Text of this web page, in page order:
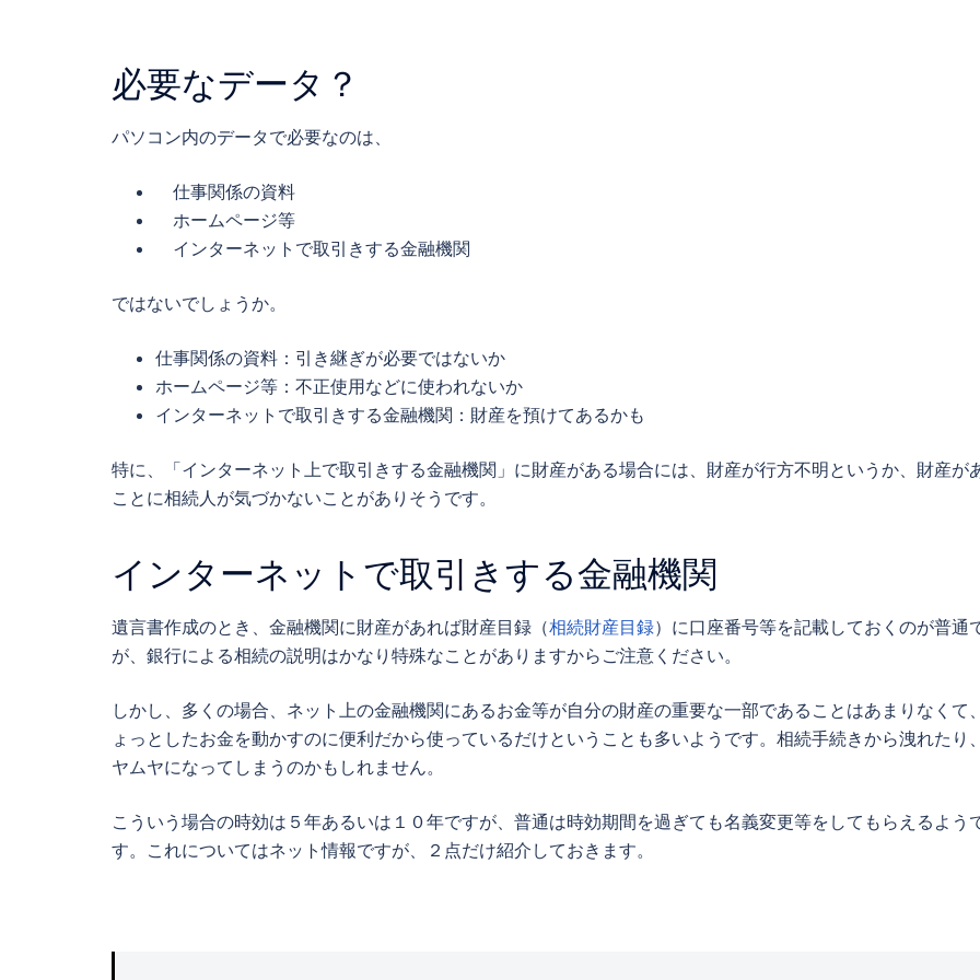
必要なデータ？
パソコン内のデータで必要なのは、
仕事関係の資料
ホームページ等
インターネットで取引きする金融機関
ではないでしょうか。
仕事関係の資料：引き継ぎが必要ではないか
ホームページ等：不正使用などに使われないか
インターネットで取引きする金融機関：財産を預けてあるかも
特に、「インターネット上で取引きする金融機関」に財産がある場合には、財産が行方不明というか、財産が
ことに相続人が気づかないことがありそうです。
インターネットで取引きする金融機関
遺言書作成のとき、金融機関に財産があれば財産目録（相続財産目録）に口座番号等を記載しておくのが普通
が、銀行による相続の説明はかなり特殊なことがありますからご注意ください。
しかし、多くの場合、ネット上の金融機関にあるお金等が自分の財産の重要な一部であることはあまりなくて
ょっとしたお金を動かすのに便利だから使っているだけということも多いようです。相続手続きから洩れたり
ヤムヤになってしまうのかもしれません。
こういう場合の時効は５年あるいは１０年ですが、普通は時効期間を過ぎても名義変更等をしてもらえるよう
す。これについてはネット情報ですが、２点だけ紹介しておきます。